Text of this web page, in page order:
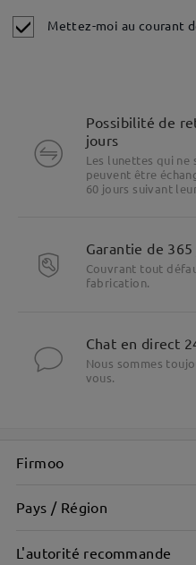
Mettez-moi au courant
Possibilité de
jours
Les lunettes qui ne
peuvent être
60 jours suivant
Garantie de
Couvrant tout
fabrication.
Chat en direct
Nous sommes
vous.
Firmoo
Pays / Région
L'autorité recommande